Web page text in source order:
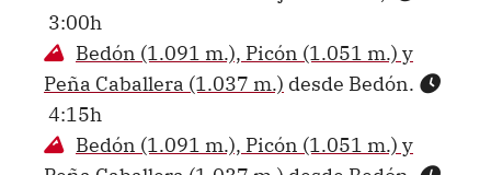
3:00h
Bedón (1.091 m.), Picón (1.051 m.) y
Peña Caballera (1.037 m.) desde Bedón.
4:15h
Bedón (1.091 m.), Picón (1.051 m.) y